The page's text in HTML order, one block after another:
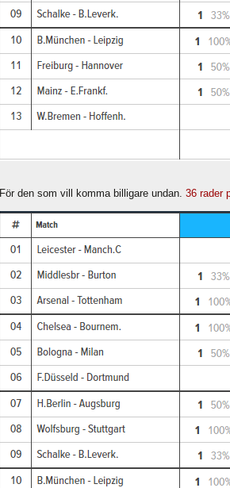
För den som vill komma billigare undan. 36 rader